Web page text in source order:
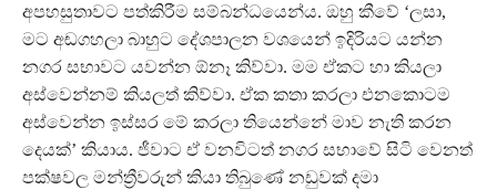
අපහසුතාවට පත්කිරීම සම්බන්ධයෙන්ය. ඔහු කීවේ ‘ලසා,
මට අඬගහලා බාහුට දේශපාලන වශයෙන් ඉදිරියට යන්න
නගර සභාවට යවන්න ඕනෑ කිව්වා. මම ඒකට හා කියලා
අස්වෙන්නම් කියලත් කිව්වා. ඒක කතා කරලා එනකොටම
අස්වෙන්න ඉස්සර මේ කරලා තියෙන්නේ මාව නැති කරන
දෙයක්’ කියාය. ජීවාට ඒ වනවිටත් නගර සභාවේ සිටි වෙනත්
පක්ෂවල මන්ත්‍රීවරුන් කියා තිබුණේ නඩුවක් දමා